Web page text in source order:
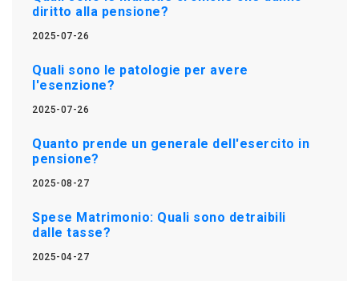
diritto alla pensione?
2025-07-26
Quali sono le patologie per avere
l'esenzione?
2025-07-26
Quanto prende un generale dell'esercito in
pensione?
2025-08-27
Spese Matrimonio: Quali sono detraibili
dalle tasse?
2025-04-27